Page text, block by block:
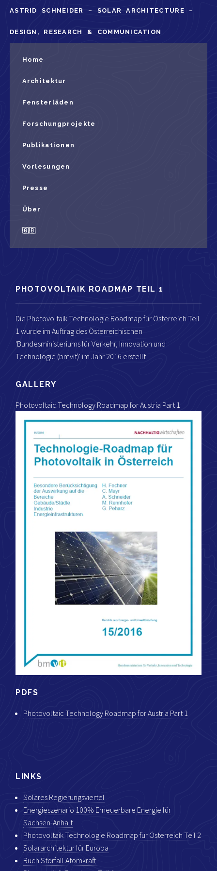
ASTRID SCHNEIDER – SOLAR ARCHITECTURE –
DESIGN, RESEARCH & COMMUNICATION
Home
Architektur
Fensterläden
Forschungprojekte
Publikationen
Vorlesungen
Presse
Über
🇬🇧
PHOTOVOLTAIK ROADMAP TEIL 1
Die Photovoltaik Technologie Roadmap für Österreich Teil
1 wurde im Auftrag des Österreichischen
'Bundesministeriums für Verkehr, Innovation und
Technologie (bmvit)' im Jahr 2016 erstellt
GALLERY
Photovoltaic Technology Roadmap for Austria Part 1
PDFS
Photovoltaic Technology Roadmap for Austria Part 1
LINKS
Solares Regierungsviertel
Energieszenario 100% Erneuerbare Energie für
Sachsen-Anhalt
Photovoltaik Technologie Roadmap für Österreich Teil 2
Solararchitektur für Europa
Buch Störfall Atomkraft